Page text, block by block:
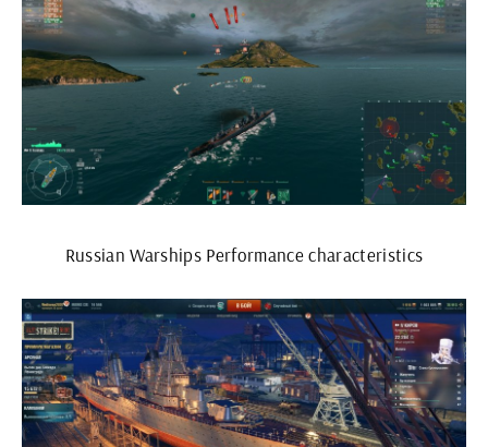
Russian Warships Performance characteristics